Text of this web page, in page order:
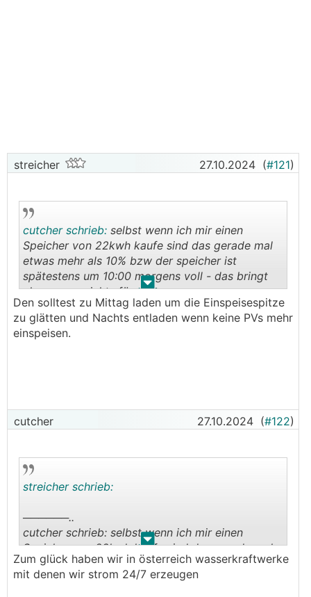
streicher 27.10.2024 (#121)
. .
cutcher schrieb: selbst wenn ich mir einen
Speicher von 22kwh kaufe sind das gerade mal
etwas mehr als 10% bzw der speicher ist
spätestens um 10:00 morgens voll - das bringt
also genau nichts fürs netz
Den solltest zu Mittag laden um die Einspeisespitze
zu glätten und Nachts entladen wenn keine PVs mehr
einspeisen.
cutcher 27.10.2024 (#122)
. .
streicher schrieb:
──────..
cutcher schrieb: selbst wenn ich mir einen
Speicher von 22kwh kaufe sind das gerade mal
etwas mehr als 10% bzw der speicher ist
spätestens um 10:00 morgens voll - das bringt
Zum glück haben wir in österreich wasserkraftwerke
mit denen wir strom 24/7 erzeugen